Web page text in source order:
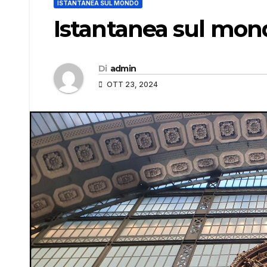
ISTANTANEA SUL MONDO
Istantanea sul
Di admin
OTT 23, 2024